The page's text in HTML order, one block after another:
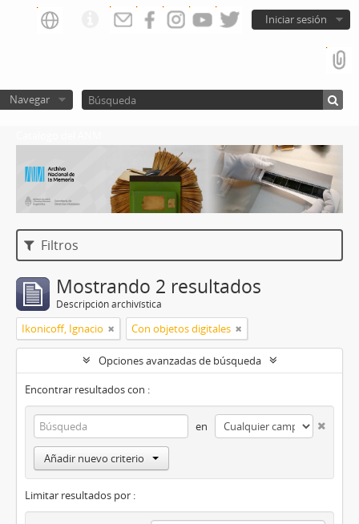
Iniciar sesión
Navegar
Filtros
Mostrando 2 resultados
Descripción archivística
Ikonicoff, Ignacio Con objetos digitales
Opciones avanzadas de búsqueda
Encontrar resultados con :
en
Añadir nuevo criterio
Limitar resultados por :